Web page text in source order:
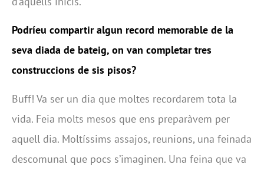
Podríeu compartir algun record memorable de la
seva diada de bateig, on van completar tres
construccions de sis pisos?
Buff! Va ser un dia que moltes recordarem tota la
vida. Feia molts mesos que ens preparàvem per
aquell dia. Moltíssims assajos, reunions, una feinada
descomunal que pocs s’imaginen. Una feina que va